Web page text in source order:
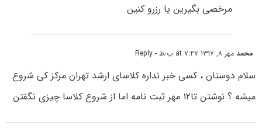
مرخصی بگیرین یا رزرو کنین
محمدمهر ۸, ۱۳۹۷ at ۷:۴۷ ب٫ظ - Reply
سلام دوستان ، کسی خبر نداره کلاسای ارشد تهران مرکز کی شروع
میشه ؟ نوشتن تا۱۲ مهر ثبت نامه اما از شروع کلاسا چیزی نگفتن